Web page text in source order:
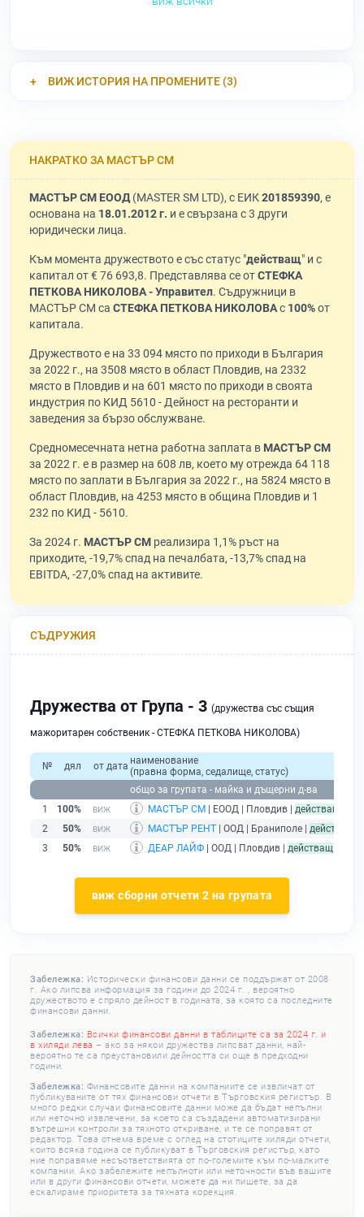
ВИЖ ИСТОРИЯ НА ПРОМЕНИТЕ (3)
НАКРАТКО ЗА МАСТЪР СМ
МАСТЪР СМ ЕООД(MASTER SM LTD), с ЕИК201859390, е
основана на 18.01.2012 г. и е свързана с 3 други
юридически лица.
Към момента дружеството е със статус "действащ" и с
капитал от € 76 693,8. Представлява се отСТЕФКА
ПЕТКОВА НИКОЛОВА - Управител. Съдружници в
МАСТЪР СМ са СТЕФКА ПЕТКОВА НИКОЛОВАс 100%от
капитала.
Дружеството е на 33 094 място по приходи в България
за 2022 г., на 3508 място в област Пловдив, на 2332
място в Пловдив и на 601 място по приходи в своята
индустрия по КИД 5610 - Дейност на ресторанти и
заведения за бързо обслужване.
Средномесечната нетна работна заплата в МАСТЪР СМ
за 2022 г. е в размер на 608 лв, което му отрежда 64 118
място по заплати в България за 2022 г., на 5824 място в
област Пловдив, на 4253 място в община Пловдив и 1
232 по КИД - 5610.
За 2024 г. МАСТЪР СМ реализира 1,1% ръст на
приходите, -19,7% спад на печалбата, -13,7% спад на
EBITDA, -27,0% спад на активите.
СЪДРУЖИЯ
Дружества от Група - 3 (дружества със същия
мажоритарен собственик - СТЕФКА ПЕТКОВА НИКОЛОВА)
№ дял от дата наименование
(правна форма, седалище, статус)
общо за групата - майка и дъщерни д-ва
1
100% МАСТЪР СМ | ЕООД | Пловдив | действащ
2
50% МАСТЪР РЕНТ | ООД | Браниполе | действащ
3
50% ДЕАР ЛАЙФ | ООД | Пловдив | действащ
виж сборни отчети 2 на групата
Забележка: Исторически финансови данни се поддържат от 2008
г. Ако липсва информация за години до 2024 г. , вероятно
дружеството е спряло дейност в годината, за която са последните
финансови данни.
Забележка: Всички финансови данни в таблиците са за 2024 г. и
в хиляди лева – ако за някои дружества липсват данни, най-
вероятно те са преустановили дейността си още в предходни
години.
Забележка: Финансовите данни на компаниите се извличат от
публикуваните от тях финансови отчети в Търговския регистър. В
много редки случаи финансовите данни може да бъдат непълни
или неточно извлечени, за което са създадени автоматизирани
вътрешни контроли за тяхното откриване, и те се поправят от
редактор. Това отнема време с оглед на стотиците хиляди отчети,
които всяка година се публикуват в Търговския регистър, като
ние поправяме несъответствията от по-големите към по-малките
компании. Ако забележите непълноти или неточности във вашите
или в други финансови отчети, можете да ни пишете, за да
ескалираме приоритета за тяхната корекция.